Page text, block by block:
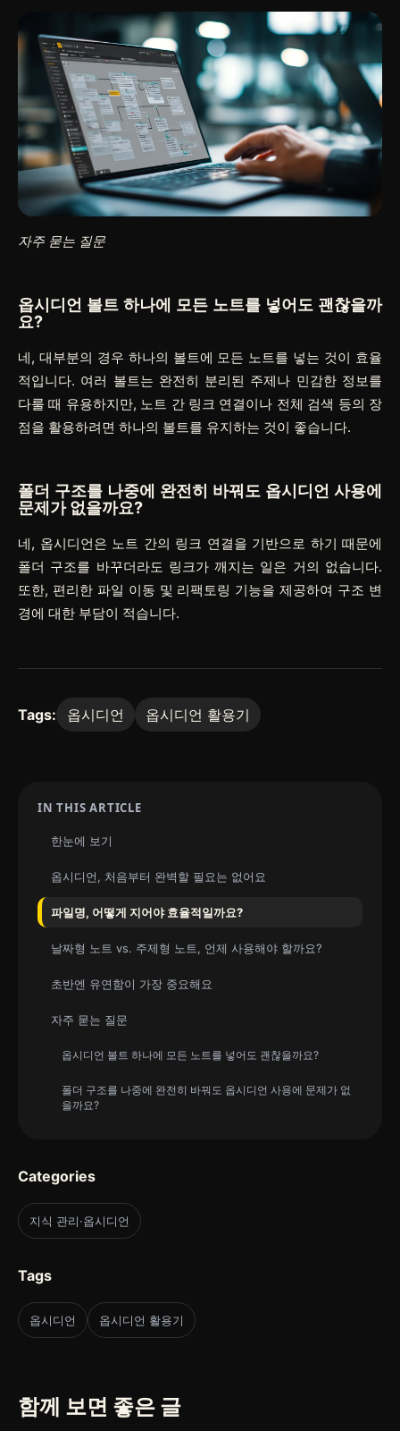
자주 묻는 질문
옵시디언 볼트 하나에 모든 노트를 넣어도 괜찮을까
요?
네, 대부분의 경우 하나의 볼트에 모든 노트를 넣는 것이 효율
적입니다. 여러 볼트는 완전히 분리된 주제나 민감한 정보를
다룰 때 유용하지만, 노트 간 링크 연결이나 전체 검색 등의 장
점을 활용하려면 하나의 볼트를 유지하는 것이 좋습니다.
폴더 구조를 나중에 완전히 바꿔도 옵시디언 사용에
문제가 없을까요?
네, 옵시디언은 노트 간의 링크 연결을 기반으로 하기 때문에
폴더 구조를 바꾸더라도 링크가 깨지는 일은 거의 없습니다.
또한, 편리한 파일 이동 및 리팩토링 기능을 제공하여 구조 변
경에 대한 부담이 적습니다.
Tags: 옵시디언 옵시디언 활용기
IN THIS ARTICLE
한눈에 보기
옵시디언, 처음부터 완벽할 필요는 없어요
파일명, 어떻게 지어야 효율적일까요?
날짜형 노트 vs. 주제형 노트, 언제 사용해야 할까요?
초반엔 유연함이 가장 중요해요
자주 묻는 질문
옵시디언 볼트 하나에 모든 노트를 넣어도 괜찮을까요?
폴더 구조를 나중에 완전히 바꿔도 옵시디언 사용에 문제가 없
을까요?
Categories
지식 관리·옵시디언
Tags
옵시디언 옵시디언 활용기
함께 보면 좋은 글